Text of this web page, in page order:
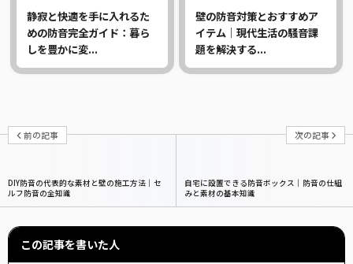
静寂と快適を手に入れるた
めの防音完全ガイド：暮ら
しを豊かに変...
壁の防音対策とおすすめア
イテム｜現代生活の騒音課
題を解決する...
前の記事
DIY防音の代表的な素材と壁の施工方法｜セ
ルフ防音の全知識
次の記事
自宅に設置できる防音ボックス｜防音の仕組
みと素材の基本知識
この記事を書いた人